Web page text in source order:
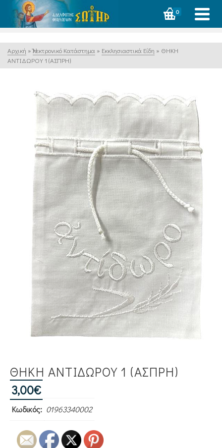
0
Αρχική » Ἠλεκτρονικό Κατάστημα » Εκκλησιαστικά Είδη » ΘΗΚΗ
ΑΝΤΙΔΩΡΟΥ 1 (ΑΣΠΡΗ)
ΘΗΚΗ ΑΝΤΙΔΩΡΟΥ 1 (ΑΣΠΡΗ)
3,00€
Κωδικός: 01963340002